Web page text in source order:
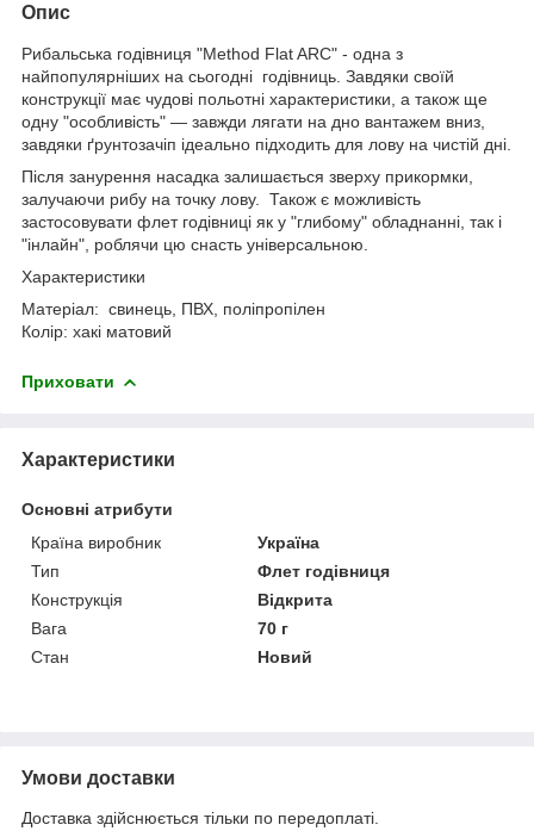
Опис
Рибальська годівниця "Method Flat ARC" - одна з
найпопулярніших на сьогодні годівниць. Завдяки своїй
конструкції має чудові польотні характеристики, а також ще
одну "особливість" — завжди лягати на дно вантажем вниз,
завдяки ґрунтозачіп ідеально підходить для лову на чистій дні.
Після занурення насадка залишається зверху прикормки,
залучаючи рибу на точку лову. Також є можливість
застосовувати флет годівниці як у "глибому" обладнанні, так і
"інлайн", роблячи цю снасть універсальною.
Характеристики
Матеріал: свинець, ПВХ, поліпропілен
Колір: хакі матовий
Приховати
Характеристики
Основні атрибути
Країна виробник
Україна
Тип
Флет годівниця
Конструкція
Відкрита
Вага
70 г
Стан
Новий
Умови доставки
Доставка здійснюється тільки по передоплаті.